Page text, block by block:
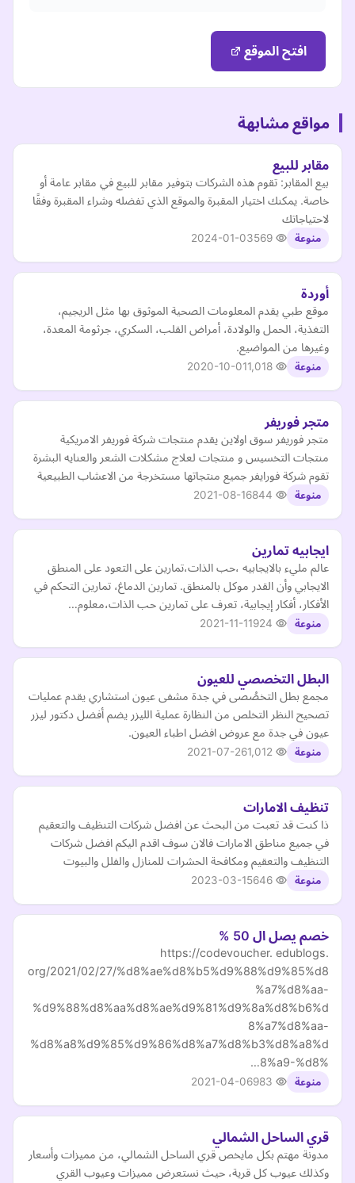
افتح الموقع
مواقع مشابهة
مقابر للبيع
بيع المقابر: تقوم هذه الشركات بتوفير مقابر للبيع في مقابر عامة أو
خاصة. يمكنك اختيار المقبرة والموقع الذي تفضله وشراء المقبرة وفقًا
لاحتياجاتك
منوعة 2024-01-03
أوردة
موقع طبي يقدم المعلومات الصحية الموثوق بها مثل الريجيم،
التغذية، الحمل والولادة، أمراض القلب، السكري، جرثومة المعدة،
وغيرها من المواضيع.
منوعة 2020-10-01
متجر فوريفر
متجر فوريفر سوق اولاين يقدم منتجات شركة فوريفر الامريكية
منتجات التخسيس و منتجات لعلاج مشكلات الشعر والعنايه البشرة
تقوم شركة فورايفر جميع منتجاتها مستخرجة من الاعشاب الطبيعية
منوعة 2021-08-16
ايجابيه تمارين
عالم مليء بالايجابيه ،حب الذات،تمارين على التعود على المنطق
الايجابي وأن القدر موكل بالمنطق. تمارين الدماغ، تمارين التحكم في
الأفكار، أفكار إيجابية، تعرف على تمارين حب الذات،معلوم…
منوعة 2021-11-11
البطل التخصصي للعيون
مجمع بطل التخصُصى في جدة مشفى عيون استشاري يقدم عمليات
تصحيح النظر التخلص من النظارة عملية الليزر يضم أفضل دكتور ليزر
عيون في جدة مع عروض افضل اطباء العيون.
منوعة 2021-07-26
تنظيف الامارات
ذا كنت قد تعبت من البحث عن افضل شركات التنظيف والتعقيم
في جميع مناطق الامارات فالان سوف اقدم اليكم افضل شركات
التنظيف والتعقيم ومكافحة الحشرات للمنازل والفلل والبيوت
منوعة 2023-03-15
خصم يصل ال 50 %
https://codevoucher. edublogs.
org/2021/02/27/%d8%ae%d8%b5%d9%88%d9%85%d8
%a7%d8%aa-
%d9%88%d8%aa%d8%ae%d9%81%d9%8a%d8%b6%d
8%a7%d8%aa-
%d8%a8%d9%85%d9%86%d8%a7%d8%b3%d8%a8%d
8%a9-%d8%…
منوعة 2021-04-06
قري الساحل الشمالي
مدونة مهتم بكل مايخص قري الساحل الشمالي، من مميزات وأسعار
وكذلك عيوب كل قرية، حيث نستعرض مميزات وعيوب القري